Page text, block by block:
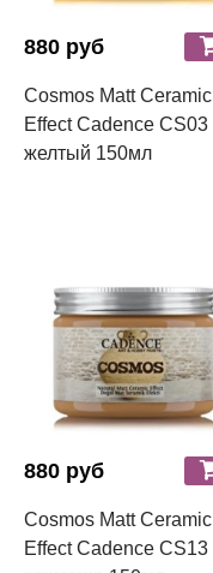
880 руб
Cosmos Matt Ceramic
Effect Cadence CS03
желтый 150мл
880 руб
Cosmos Matt Ceramic
Effect Cadence CS13